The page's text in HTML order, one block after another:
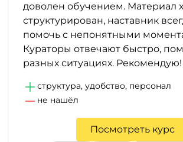
доволен обучением. Материал
структурирован, наставник
помочь с непонятными
Кураторы отвечают быстро,
разных ситуациях. Рекомендую!
структура, удобство, персонал
не нашёл
Посмотреть курс